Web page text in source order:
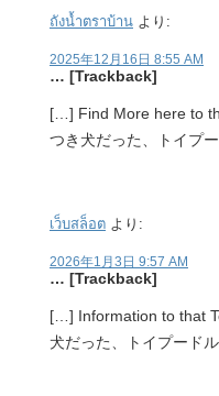
ถังน้ำตราบ้าน より:
2025年12月16日 8:55 AM
… [Trackback]
[…] Find More here to
つき犬だった、トイプ
เว็บสล็อต より:
2026年1月3日 9:57 AM
… [Trackback]
[…] Information to that
犬だった、トイプード